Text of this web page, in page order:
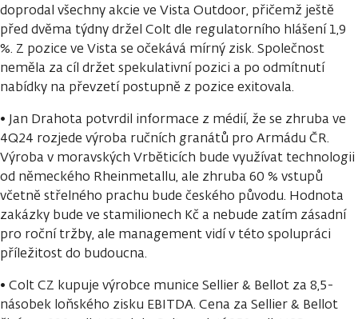
doprodal všechny akcie ve Vista Outdoor, přičemž ještě
před dvěma týdny držel Colt dle regulatorního hlášení 1,9
%. Z pozice ve Vista se očekává mírný zisk. Společnost
neměla za cíl držet spekulativní pozici a po odmítnutí
nabídky na převzetí postupně z pozice exitovala.
• Jan Drahota potvrdil informace z médií, že se zhruba ve
4Q24 rozjede výroba ručních granátů pro Armádu ČR.
Výroba v moravských Vrběticích bude využívat technologii
od německého Rheinmetallu, ale zhruba 60 % vstupů
včetně střelného prachu bude českého původu. Hodnota
zakázky bude ve stamilionech Kč a nebude zatím zásadní
pro roční tržby, ale management vidí v této spolupráci
příležitost do budoucna.
• Colt CZ kupuje výrobce munice Sellier & Bellot za 8,5-
násobek loňského zisku EBITDA. Cena za Sellier & Bellot